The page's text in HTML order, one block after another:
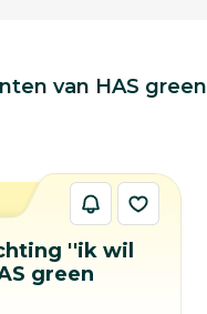
van HAS green
''ik wil
green